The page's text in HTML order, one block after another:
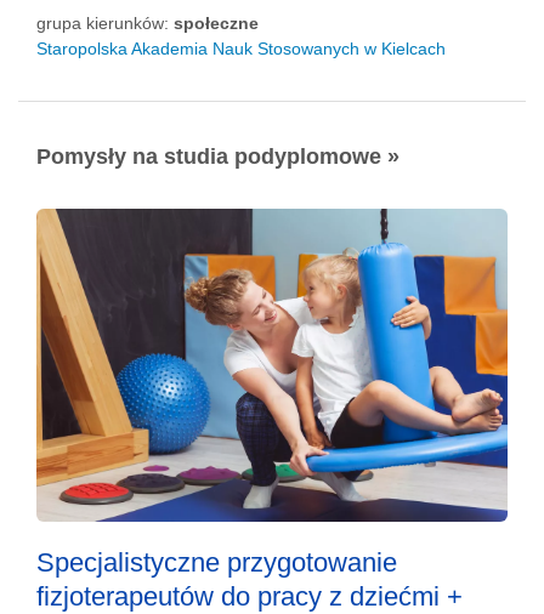
grupa kierunków: społeczne
Staropolska Akademia Nauk Stosowanych w Kielcach
Pomysły na studia podyplomowe »
Specjalistyczne przygotowanie
fizjoterapeutów do pracy z dziećmi +